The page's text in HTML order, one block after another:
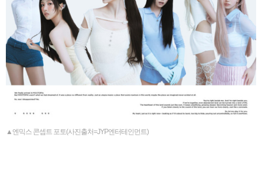
▲엔믹스 콘셉트 포토(사진출처=JYP엔터테인먼트)